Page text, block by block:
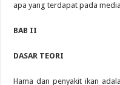
apa yang terdapat pada
BAB II
DASAR TEORI
Hama dan penyakit ikan